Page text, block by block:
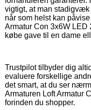
vigtigt, at man
når som helst kan
Armatur Con 3x6W LED
købe gave til en dame
Trustpilot tilbyder dig
evaluere forskellige
det smart, at du ser
Armaturen Loft Armatur
forinden du shopper.